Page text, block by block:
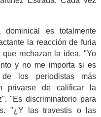
es totalmente
la reacción de furia
rechazan la idea. "Yo
y no me importa si es
los periodistas más
privarse de calificar la
"Es discriminatorio para
"¿Y las travestis o las